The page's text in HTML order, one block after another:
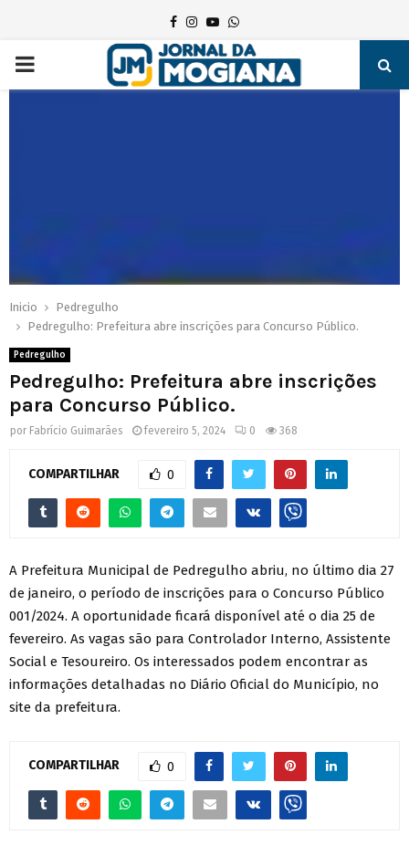
Facebook
Instagram
YoutubeWhatsapp
PRIMARY
Inicio
Pedregulho
Pedregulho: Prefeitura abre inscrições para Concurso Público.
Pedregulho
Pedregulho: Prefeitura abre inscrições
para Concurso Público.
por Fabrício Guimarães fevereiro 5, 2024 0 368
COMPARTILHAR 0
A Prefeitura Municipal de Pedregulho abriu, no último dia 27
de janeiro, o período de inscrições para o Concurso Público
001/2024. A oportunidade ficará disponível até o dia 25 de
fevereiro. As vagas são para Controlador Interno, Assistente
Social e Tesoureiro. Os interessados podem encontrar as
informações detalhadas no Diário Oficial do Município, no
site da prefeitura.
COMPARTILHAR 0